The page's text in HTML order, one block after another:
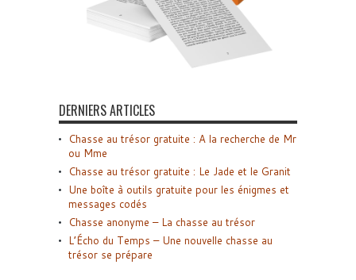
DERNIERS ARTICLES
Chasse au trésor gratuite : A la recherche de Mr
ou Mme
Chasse au trésor gratuite : Le Jade et le Granit
Une boîte à outils gratuite pour les énigmes et
messages codés
Chasse anonyme – La chasse au trésor
L’Écho du Temps – Une nouvelle chasse au
trésor se prépare